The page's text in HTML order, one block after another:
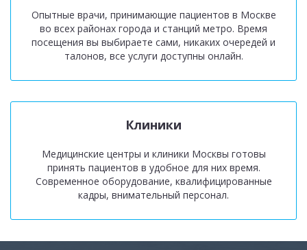
Опытные врачи, принимающие пациентов в Москве
во всех районах города и станций метро. Время
посещения вы выбираете сами, никаких очередей и
талонов, все услуги доступны онлайн.
Клиники
Медицинские центры и клиники Москвы готовы
принять пациентов в удобное для них время.
Современное оборудование, квалифицированные
кадры, внимательный персонал.